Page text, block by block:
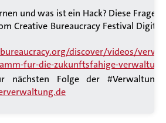
und was ist ein Hack? Diese
Creative BureaucracyFestival Digital
discover/videos/
fur-die-zukunftsfahige-
nächsten Folge der #